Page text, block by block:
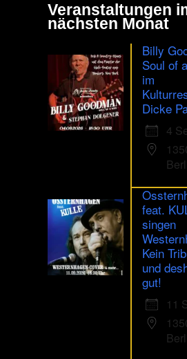
Veranstaltungen
nächsten Monat
Billy
Soul of
im
Dicke
4
feat.
singen
Kein
und
gut!
11